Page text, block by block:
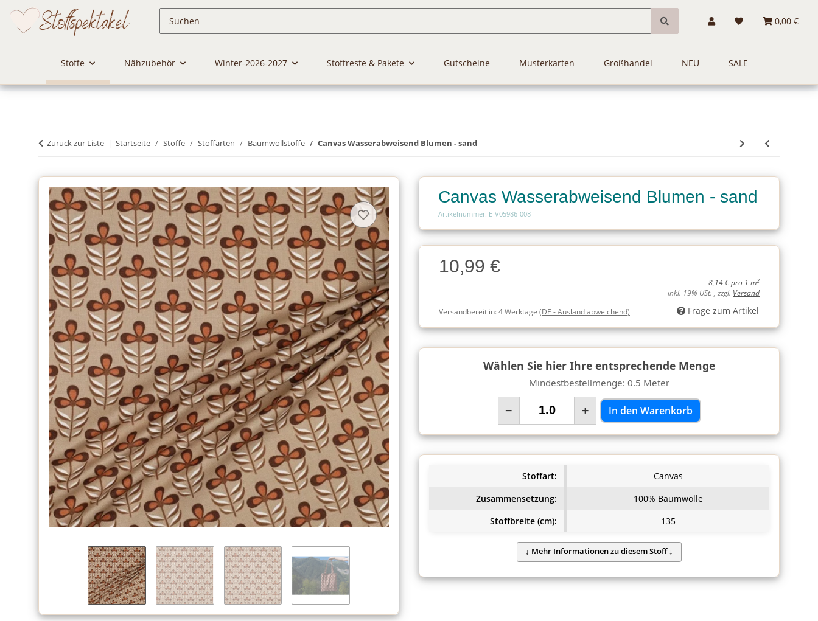
0,00 €
Stoffe Nähzubehör Winter-2026-2027 Stoffreste & Pakete Gutscheine Musterkarten Großhandel NEU SALE
Zurück zur Liste Startseite Stoffe Stoffarten Baumwollstoffe Canvas Wasserabweisend Blumen - sand
Canvas Wasserabweisend Blumen - sand
Artikelnummer: E-V05986-008
Charge
Charge10,99 €
8,14 € pro 1 m2
inkl. 19% USt. , zzgl. Versand
Versandbereit in:4 Werktage (DE - Ausland abweichend) Frage zum Artikel
Wählen Sie hier Ihre entsprechende Menge
Mindestbestellmenge: 0.5 Meter
− + In den Warenkorb
Stoffart:
Canvas
Zusammensetzung:
100% Baumwolle
Stoffbreite (cm):
135